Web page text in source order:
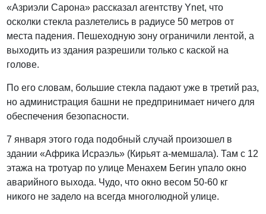
«Азриэли Сарона» рассказал агентству Ynet, что
осколки стекла разлетелись в радиусе 50 метров от
места падения. Пешеходную зону ограничили лентой, а
выходить из здания разрешили только с каской на
голове.
По его словам, большие стекла падают уже в третий раз,
но администрация башни не предпринимает ничего для
обеспечения безопасности.
7 января этого года подобный случай произошел в
здании «Африка Исраэль» (Кирьят а-мемшала). Там с 12
этажа на тротуар по улице Mенахем Бегин упало окно
аварийного выхода. Чудо, что окно весом 50-60 кг
никого не задело на всегда многолюдной улице.